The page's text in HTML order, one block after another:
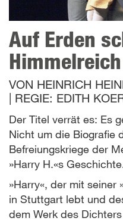
Auf Erden
VON HEINRICH
REGIE: EDITH
Der Titel verrät es: Es
Nicht um die Biografie
Befreiungskriege der
»Harry H.«s
»Harry«, der mit seiner
in Stuttgart lebt und
dem Werk des